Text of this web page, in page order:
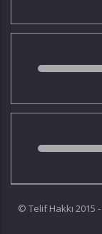
© Telif Hakkı 2015 -